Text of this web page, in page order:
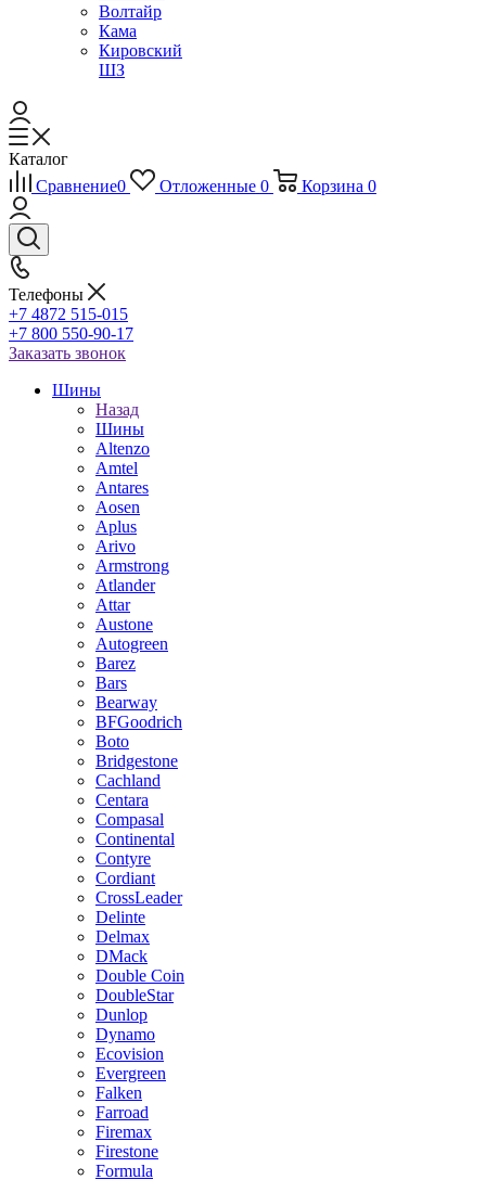
Волтайр
Кама
Кировский
ШЗ
Каталог
Сравнение0 Отложенные 0 Корзина 0
Телефоны
+7 4872 515-015
+7 800 550-90-17
Заказать звонок
Шины
Назад
Шины
Altenzo
Amtel
Antares
Aosen
Aplus
Arivo
Armstrong
Atlander
Attar
Austone
Autogreen
Barez
Bars
Bearway
BFGoodrich
Boto
Bridgestone
Cachland
Centara
Compasal
Continental
Contyre
Cordiant
CrossLeader
Delinte
Delmax
DMack
Double Coin
DoubleStar
Dunlop
Dynamo
Ecovision
Evergreen
Falken
Farroad
Firemax
Firestone
Formula